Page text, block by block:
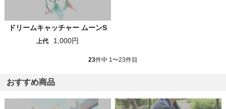
ドリームキャッチャー ムーンS
上代 1,000円
23件中 1〜23件目
おすすめ商品